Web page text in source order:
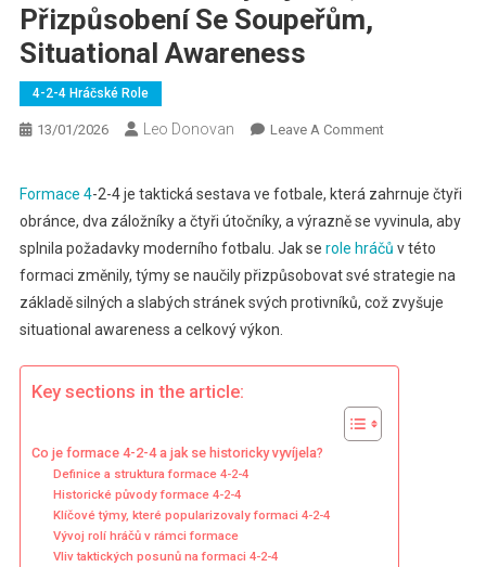
Přizpůsobení Se Soupeřům,
Situational Awareness
4-2-4 Hráčské Role
13/01/2026 Leo Donovan Leave A CommentOn
4
Formace:
Vývoj
Rolí,
Přizpůsobení
Formace 4-2-4 je taktická sestava ve fotbale, která zahrnuje čtyři
obránce, dva záložníky a čtyři útočníky, a výrazně se vyvinula, aby
splnila požadavky moderního fotbalu. Jak se role hráčů v této
formaci změnily, týmy se naučily přizpůsobovat své strategie na
základě silných a slabých stránek svých protivníků, což zvyšuje
situational awareness a celkový výkon.
Key sections in the article:
Co je formace 4-2-4 a jak se historicky vyvíjela?
Definice a struktura formace 4-2-4
Historické původy formace 4-2-4
Klíčové týmy, které popularizovaly formaci 4-2-4
Vývoj rolí hráčů v rámci formace
Vliv taktických posunů na formaci 4-2-4